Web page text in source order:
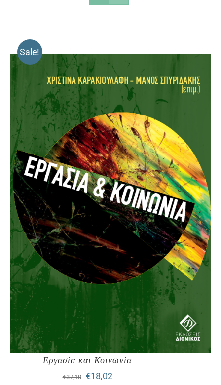
Sale!
Εργασία και Κοινωνία
€37,10
Original
€18,02Η